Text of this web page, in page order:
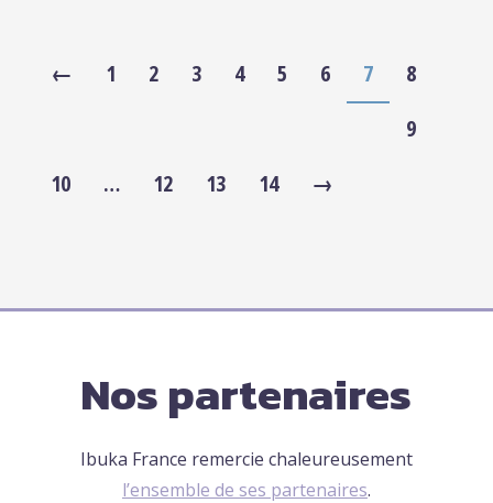
← 1 2 3 4 5 6 7
8
9
10
… 12 13 14 →
Nos partenaires
Ibuka France remercie chaleureusement
l’ensemble de ses partenaires.